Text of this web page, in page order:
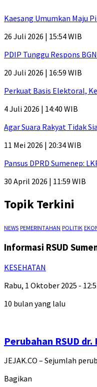
Kaesang Umumkan Maju
26 Juli 2026 | 15:54 WIB
PDIP Tunggu Respons
20 Juli 2026 | 16:59 WIB
Perkuat Basis Elektoral,
4 Juli 2026 | 14:40 WIB
Agar Suara Rakyat Tidak
11 Mei 2026 | 20:34 WIB
Pansus DPRD Sumenep:
30 April 2026 | 11:59 WIB
Topik Terkini
NEWS PEMERINTAHAN POLITIK
Informasi RSUD
KESEHATAN
Rabu, 1 Oktober 2025 -
10 bulan yang lalu
Perubahan RSUD
JEJAK.CO – Sejumlah
Bagikan